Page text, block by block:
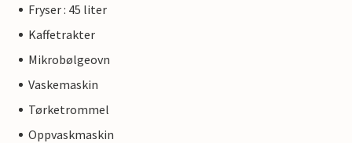
Fryser : 45 liter
Kaffetrakter
Mikrobølgeovn
Vaskemaskin
Tørketrommel
Oppvaskmaskin